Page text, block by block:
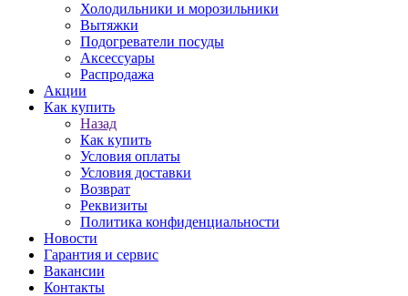
Холодильники и морозильники
Вытяжки
Подогреватели посуды
Аксессуары
Распродажа
Акции
Как купить
Назад
Как купить
Условия оплаты
Условия доставки
Возврат
Реквизиты
Политика конфиденциальности
Новости
Гарантия и сервис
Вакансии
Контакты